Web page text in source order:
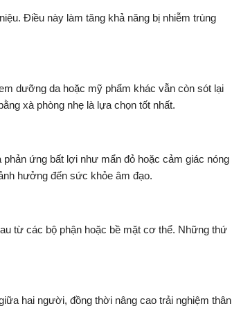
Điều này làm tăng khả năng bị nhiễm trùng
dưỡng da hoặc mỹ phẩm khác vẫn còn sót lại
xà phòng nhẹ là lựa chọn tốt nhất.
ứng bất lợi như mẩn đỏ hoặc cảm giác nóng
hưởng đến sức khỏe âm đạo.
từ các bộ phận hoặc bề mặt cơ thể. Những thứ
hai người, đồng thời nâng cao trải nghiệm thân